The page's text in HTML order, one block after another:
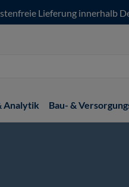
Lieferung innerhalb
Analytik Bau- &